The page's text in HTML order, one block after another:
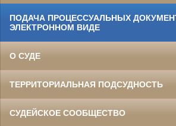
ПОДАЧА ПРОЦЕССУАЛЬНЫХ
ЭЛЕКТРОННОМ ВИДЕ
О СУДЕ
ТЕРРИТОРИАЛЬНАЯ ПОДСУДНОСТЬ
СУДЕЙСКОЕ СООБЩЕСТВО